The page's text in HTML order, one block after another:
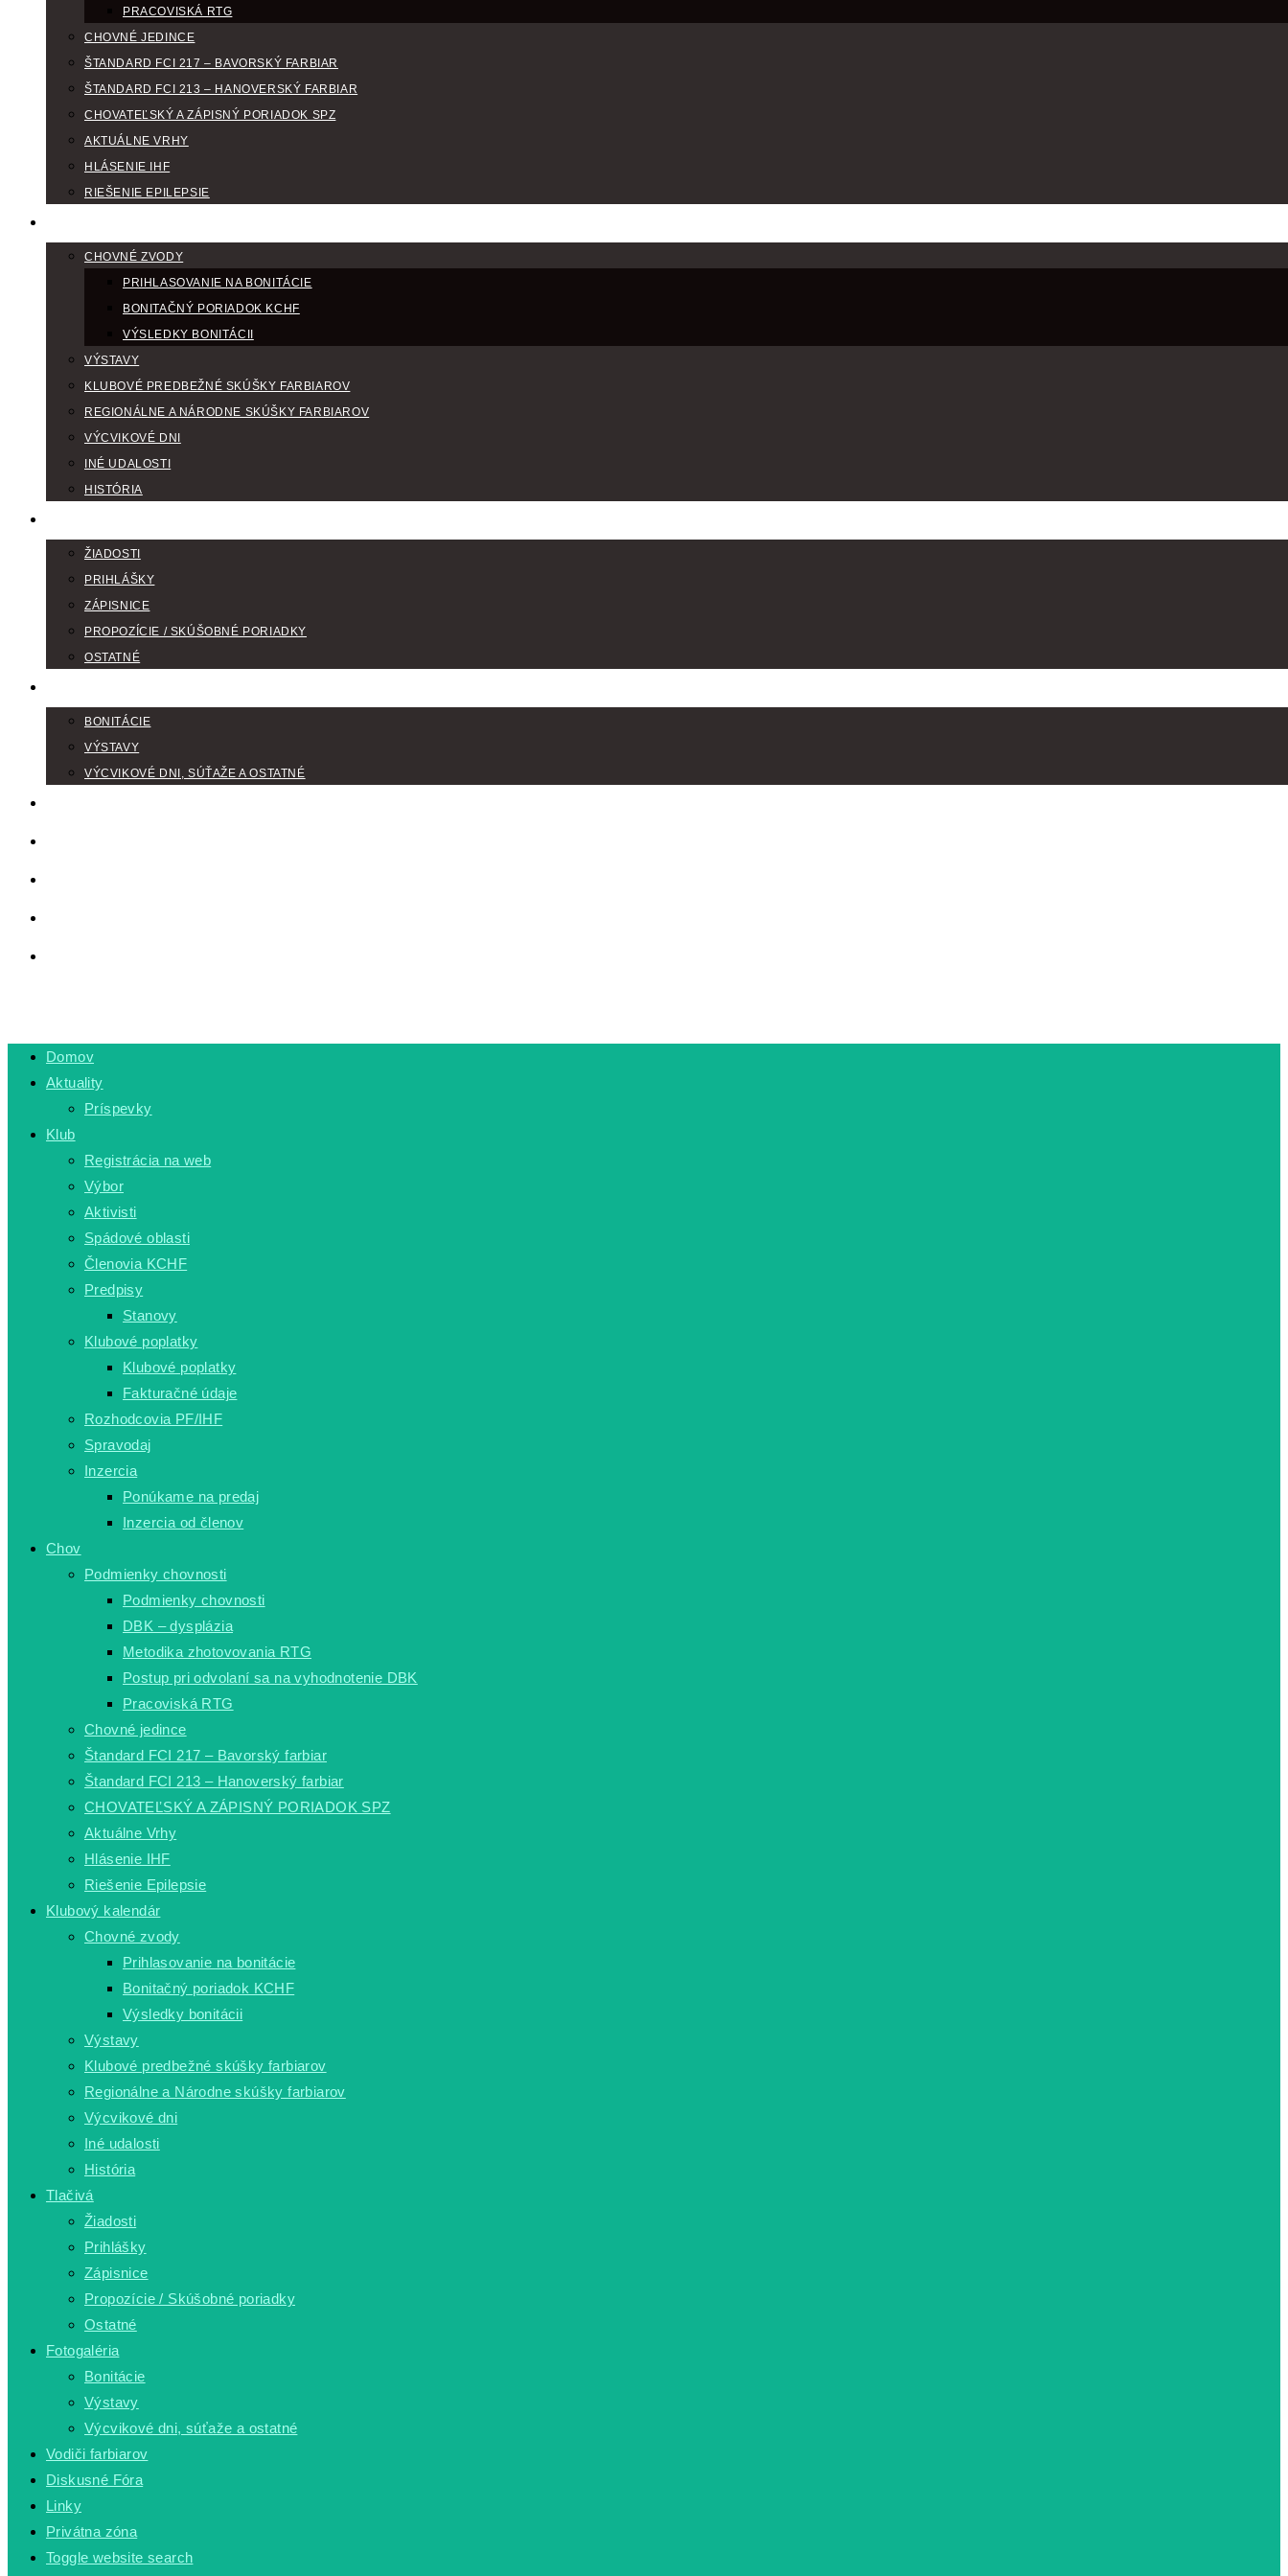
PRACOVISKÁ RTG
CHOVNÉ JEDINCE
ŠTANDARD FCI 217 – BAVORSKÝ FARBIAR
ŠTANDARD FCI 213 – HANOVERSKÝ FARBIAR
CHOVATEĽSKÝ A ZÁPISNÝ PORIADOK SPZ
AKTUÁLNE VRHY
HLÁSENIE IHF
RIEŠENIE EPILEPSIE
CHOVNÉ ZVODY
PRIHLASOVANIE NA BONITÁCIE
BONITAČNÝ PORIADOK KCHF
VÝSLEDKY BONITÁCII
VÝSTAVY
KLUBOVÉ PREDBEŽNÉ SKÚŠKY FARBIAROV
REGIONÁLNE A NÁRODNE SKÚŠKY FARBIAROV
VÝCVIKOVÉ DNI
INÉ UDALOSTI
HISTÓRIA
ŽIADOSTI
PRIHLÁŠKY
ZÁPISNICE
PROPOZÍCIE / SKÚŠOBNÉ PORIADKY
OSTATNÉ
BONITÁCIE
VÝSTAVY
VÝCVIKOVÉ DNI, SÚŤAŽE A OSTATNÉ
Domov
Aktuality
Príspevky
Klub
Registrácia na web
Výbor
Aktivisti
Spádové oblasti
Členovia KCHF
Predpisy
Stanovy
Klubové poplatky
Klubové poplatky
Fakturačné údaje
Rozhodcovia PF/IHF
Spravodaj
Inzercia
Ponúkame na predaj
Inzercia od členov
Chov
Podmienky chovnosti
Podmienky chovnosti
DBK – dysplázia
Metodika zhotovovania RTG
Postup pri odvolaní sa na vyhodnotenie DBK
Pracoviská RTG
Chovné jedince
Štandard FCI 217 – Bavorský farbiar
Štandard FCI 213 – Hanoverský farbiar
CHOVATEĽSKÝ A ZÁPISNÝ PORIADOK SPZ
Aktuálne Vrhy
Hlásenie IHF
Riešenie Epilepsie
Klubový kalendár
Chovné zvody
Prihlasovanie na bonitácie
Bonitačný poriadok KCHF
Výsledky bonitácii
Výstavy
Klubové predbežné skúšky farbiarov
Regionálne a Národne skúšky farbiarov
Výcvikové dni
Iné udalosti
História
Tlačivá
Žiadosti
Prihlášky
Zápisnice
Propozície / Skúšobné poriadky
Ostatné
Fotogaléria
Bonitácie
Výstavy
Výcvikové dni, súťaže a ostatné
Vodiči farbiarov
Diskusné Fóra
Linky
Privátna zóna
Toggle website search